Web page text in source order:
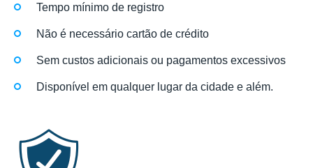
Tempo mínimo de registro
Não é necessário cartão de crédito
Sem custos adicionais ou pagamentos excessivos
Disponível em qualquer lugar da cidade e além.